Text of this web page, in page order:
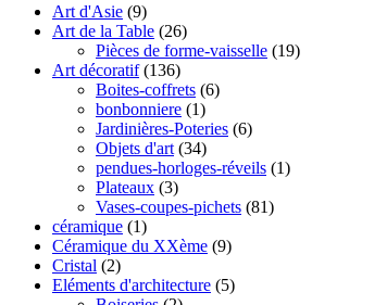
Art d'Asie (9)
Art de la Table (26)
Pièces de forme-vaisselle (19)
Art décoratif (136)
Boites-coffrets (6)
bonbonniere (1)
Jardinières-Poteries (6)
Objets d'art (34)
pendues-horloges-réveils (1)
Plateaux (3)
Vases-coupes-pichets (81)
céramique (1)
Céramique du XXème (9)
Cristal (2)
Eléments d'architecture (5)